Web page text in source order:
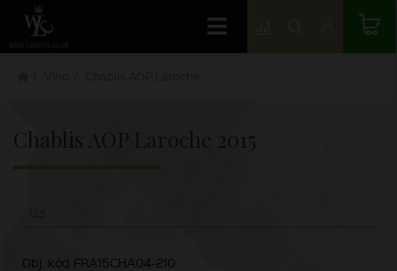
Chablis AOP Laroche
Obj. kód FRA15CHA04-210